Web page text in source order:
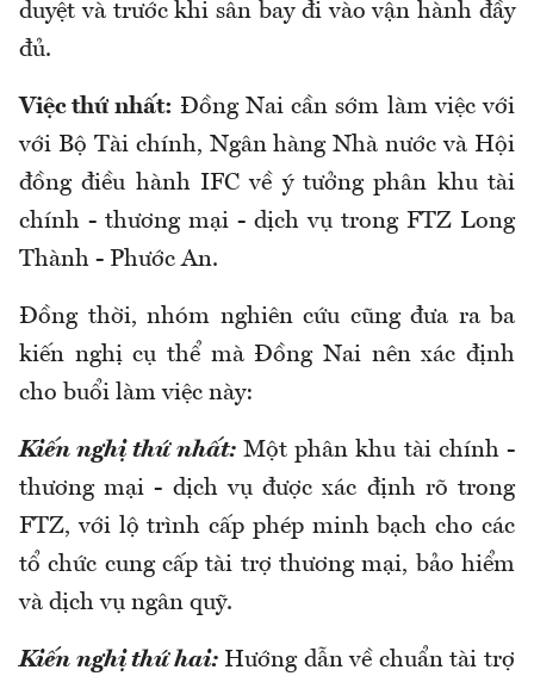
duyệt và trước khi sân bay đi vào vận hành đầy
đủ.
Việc thứ nhất: Đồng Nai cần sớm làm việc với
với Bộ Tài chính, Ngân hàng Nhà nước và Hội
đồng điều hành IFC về ý tưởng phân khu tài
chính - thương mại - dịch vụ trong FTZ Long
Thành - Phước An.
Đồng thời, nhóm nghiên cứu cũng đưa ra ba
kiến nghị cụ thể màĐồng Nai nên xác định
cho buổi làm việc này:
Kiến nghị thứ nhất:Một phân khu tài chính -
thương mại - dịch vụ được xác định rõ trong
FTZ, với lộ trình cấp phép minh bạch cho các
tổ chức cung cấp tài trợ thương mại, bảo hiểm
và dịch vụ ngân quỹ.
Kiến nghị thứ hai:Hướng dẫn về chuẩn tài trợ